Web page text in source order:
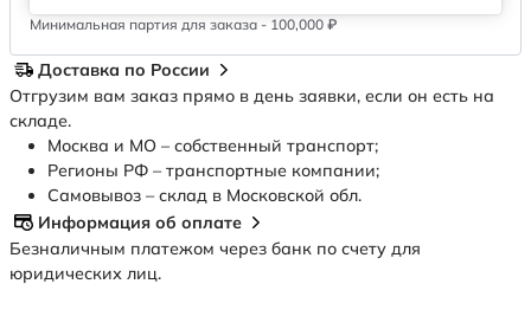
Минимальная партия для заказа - 100,000 ₽
Доставка по России
Отгрузим вам заказ прямо в день заявки, если он есть на
складе.
Москва и МО – собственный транспорт;
Регионы РФ – транспортные компании;
Самовывоз – склад в Московской обл.
Информация об оплате
Безналичным платежом через банк по счету для
юридических лиц.